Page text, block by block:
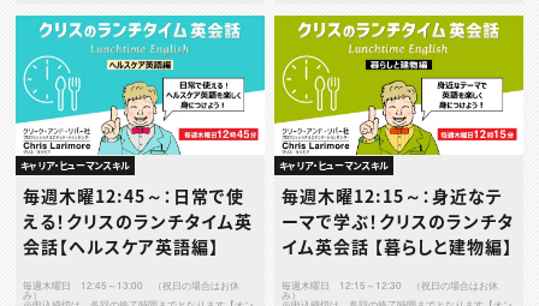
キャリア・ヒューマンスキル
毎週木曜12:45～：日常で使
える！クリスのランチタイム英
会話【ヘルスケア英語編】
毎週木曜日 12:45～13:00 （祝日の場合はお休
み）
キャリア・ヒューマンスキル
毎週木曜12:15～：身近なテ
ーマで学ぶ！クリスのランチタ
イム英会話 【暮らしと建物編】
毎週木曜日 12:15～12:30 （祝日の場合はお休
み）